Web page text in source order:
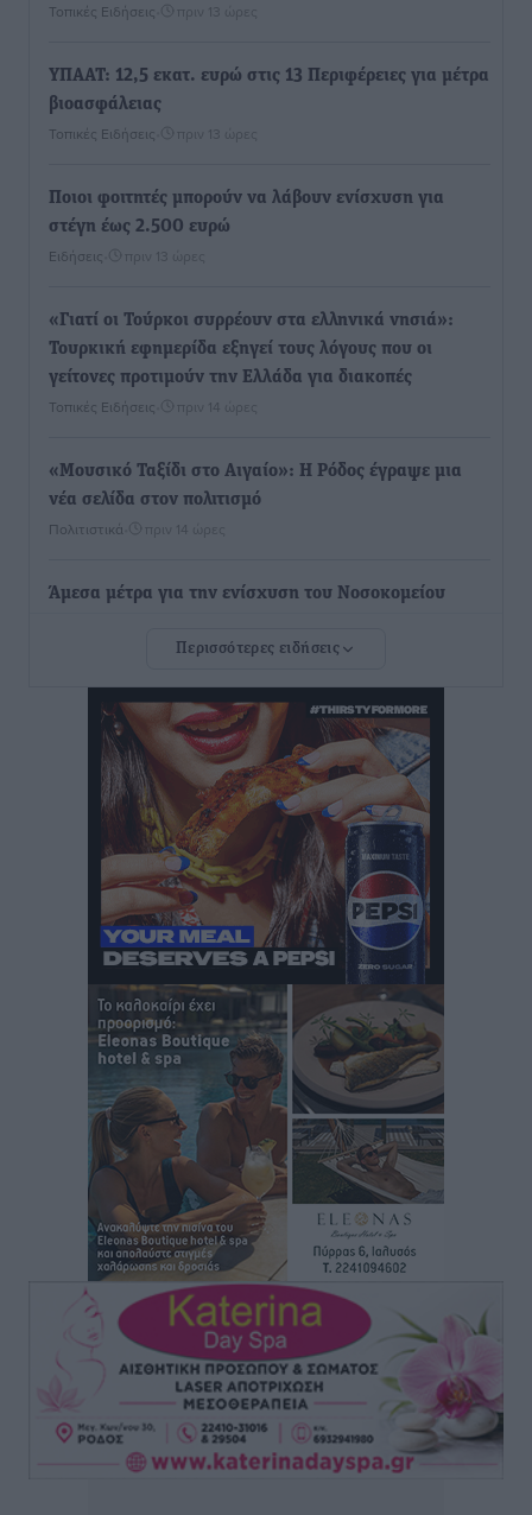
Τοπικές Ειδήσεις πριν 13 ώρες
ΥΠΑΑΤ: 12,5 εκατ. ευρώ στις 13 Περιφέρειες για μέτρα
βιοασφάλειας
Τοπικές Ειδήσεις πριν 13 ώρες
Ποιοι φοιτητές μπορούν να λάβουν ενίσχυση για
στέγη έως 2.500 ευρώ
Ειδήσεις πριν 13 ώρες
«Γιατί οι Τούρκοι συρρέουν στα ελληνικά νησιά»:
Τουρκική εφημερίδα εξηγεί τους λόγους που οι
γείτονες προτιμούν την Ελλάδα για διακοπές
Τοπικές Ειδήσεις πριν 14 ώρες
«Μουσικό Ταξίδι στο Αιγαίο»: Η Ρόδος έγραψε μια
νέα σελίδα στον πολιτισμό
Πολιτιστικά πριν 14 ώρες
Άμεσα μέτρα για την ενίσχυση του Νοσοκομείου
ανακοίνωσε ο Άδωνις Γεωργιάδης
Iατρικός Σύλλογος Ροδου προς Α. Γεωργιάδη:
Στρατηγικές Προτάσεις για την Ενίσχυση της
Δημόσιας Υγείας στη Νησιωτική Ελλάδα και στα
Νοσοκομεία της Γ΄ Ζώνης
Τοπικές Ειδήσεις• πριν 14 ώρες
Πάνθηρες: Ξεκίνησαν αισιόδοξοι για την παρθενική
“πτήση” τους
• πριν 14 ώρες
Άρης Αρχαγγέλου: Στο πλευρό του άτυχου Ιάκωβου
Αθλητικά• πριν 15 ώρες
Φοίβος: Η μεγάλη επιστροφή του Μπρένο Σαλβατιέρα
πριν 15 ώρες
Κλεάνθης: Έτοιμες οι κάρτες διαρκείας της νέας
σεζόν
Αθλητικά πριν 15 ώρες
Ατρόμητος Διμυλιάς: Ο Μαργαρίτης και μία
αδιαπραγμάτευτη φιλοσοφία
Αθλητικά• πριν 15 ώρες
Περισσότερες ειδήσεις